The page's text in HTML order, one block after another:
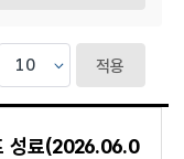
적용
성료(2026.06.0